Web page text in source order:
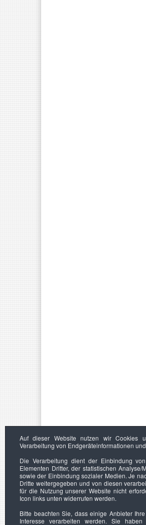
Auf dieser Website nutzen wir Cookies
Verarbeitung von Endgeräteinformationen
Die Verarbeitung dient der Einbindung
Elementen Dritter, der statistischen
sowie der Einbindung sozialer Medien. Je
Dritte weitergegeben und von diesen
für die Nutzung unserer Website nicht
Icon links unten widerrufen werden.
Bitte beachten Sie, dass einige Anbieter
Interesse verarbeiten werden. Sie